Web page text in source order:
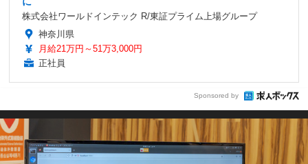
株式会社ワールドインテック R/東証プライム上場グループ
神奈川県
月給21万円～51万3,000円
正社員
Sponsored by